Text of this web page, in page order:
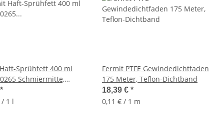
Sprühfett 400 ml
Schmiermitte,
*
/ 1 l
Fermit PTFE Gewindedichtfaden
175 Meter, Teflon-Dichtband
18,39 € *
0,11 € / 1 m